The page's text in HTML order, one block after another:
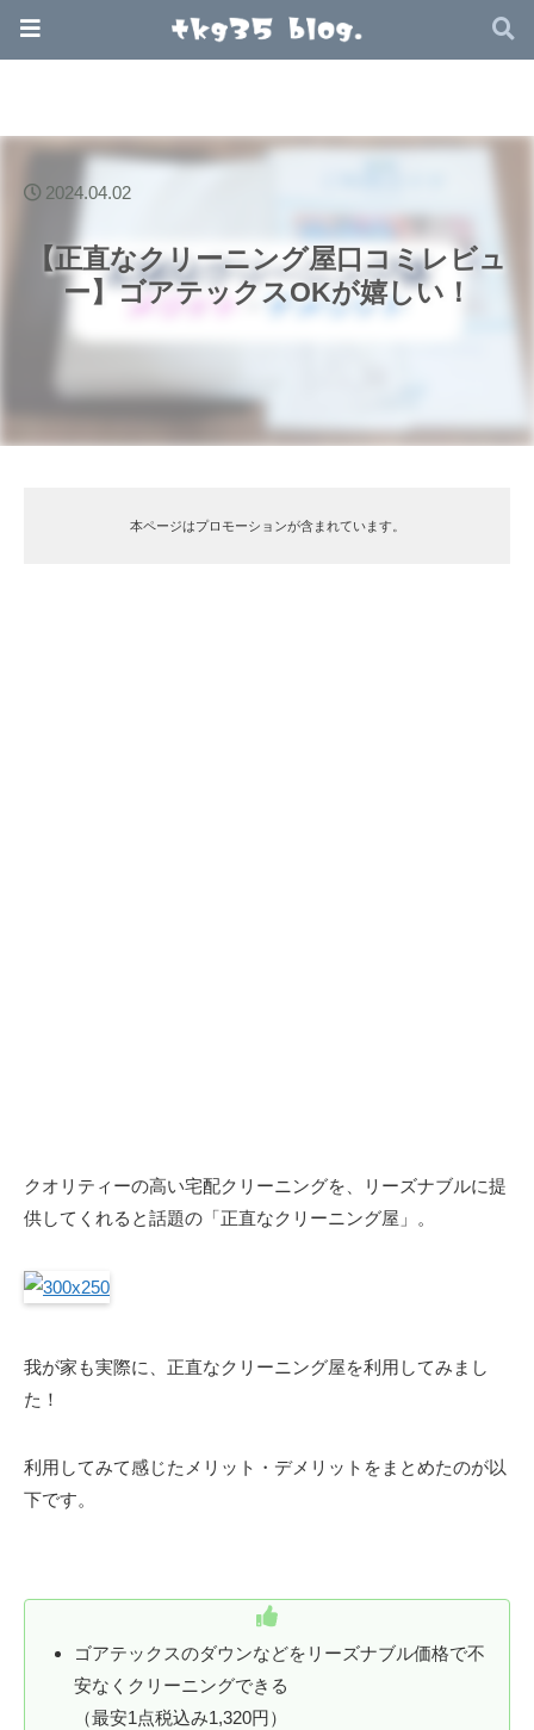
【正直なクリーニング屋口コミレビュ
ー】ゴアテックスOKが嬉しい！
2024.04.02
本ページはプロモーションが含まれています。
クオリティーの高い宅配クリーニングを、リーズナブルに提
供してくれると話題の「正直なクリーニング屋」。
我が家も実際に、正直なクリーニング屋を利用してみまし
た！
利用してみて感じたメリット・デメリットをまとめたのが以
下です。
ゴアテックスのダウンなどをリーズナブル価格で不
安なくクリーニングできる
（最安1点税込み1,320円）